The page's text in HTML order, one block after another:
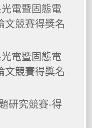
電暨固態電
文競賽得獎名
電暨固態電
文競賽得獎名
研究競賽-得